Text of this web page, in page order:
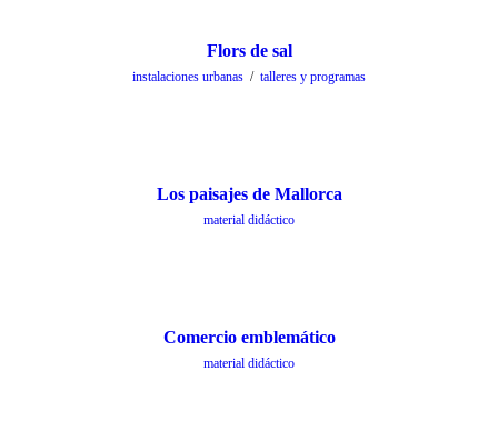
Flors de sal
instalaciones urbanas / talleres y programas
Los paisajes de Mallorca
material didáctico
Comercio emblemático
material didáctico